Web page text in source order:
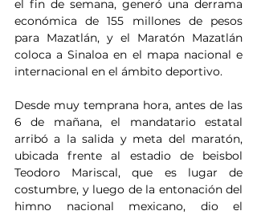
el fin de semana, generó una derrama
económica de 155 millones de pesos
para Mazatlán, y el Maratón Mazatlán
coloca a Sinaloa en el mapa nacional e
internacional en el ámbito deportivo.
Desde muy temprana hora, antes de las
6 de mañana, el mandatario estatal
arribó a la salida y meta del maratón,
ubicada frente al estadio de beisbol
Teodoro Mariscal, que es lugar de
costumbre, y luego de la entonación del
himno nacional mexicano, dio el